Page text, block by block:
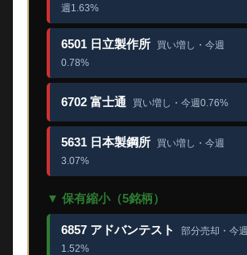
週1.63%
6501 日立製作所
買い増し・今週
0.78%
6702 富士通 買い増し・今週0.76%
5631 日本製鋼所
買い増し・今週
3.07%
▼ 保有縮小（5銘柄）
6857 アドバンテスト
部分売却・今週
1.52%